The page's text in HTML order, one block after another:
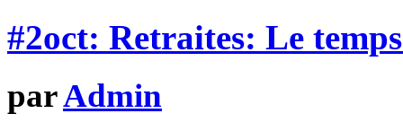
#2oct: Retraites: Le
parAdmin